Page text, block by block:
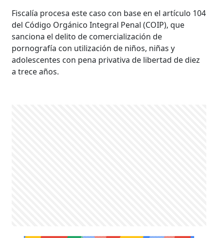
Fiscalía procesa este caso con base en el artículo 104
del Código Orgánico Integral Penal (COIP), que
sanciona el delito de comercialización de
pornografía con utilización de niños, niñas y
adolescentes con pena privativa de libertad de diez
a trece años.